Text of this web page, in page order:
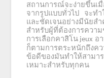
สถานการณ์จะง่ายขึ้น
จากรูปแบบทั่วไป
จะท
และชัดเจนอย่างมีนัยส
สำหรับผู้ที่ต้องการความ
การเลือกคาสิโน jeux อ
ก็ตามการตระหนักถึงค
ข้อดีของมันทำให้สามา
เหมาะสำหรับทุกคน